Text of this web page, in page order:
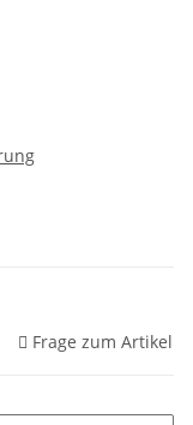
Frage zum Artikel